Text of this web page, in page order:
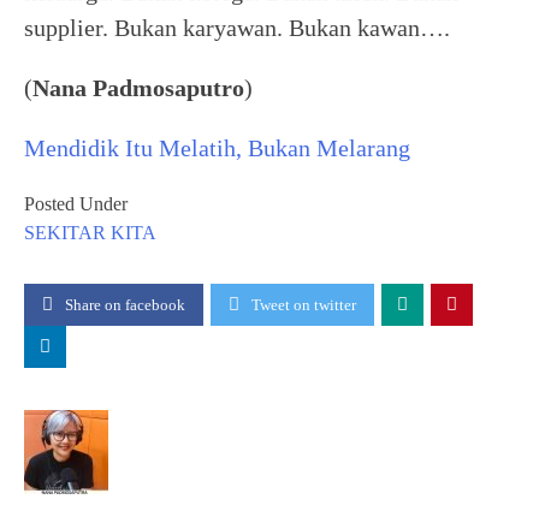
supplier. Bukan karyawan. Bukan kawan….
(Nana Padmosaputro)
Mendidik Itu Melatih, Bukan Melarang
Posted Under
SEKITAR KITA
Share on facebook Tweet on twitter